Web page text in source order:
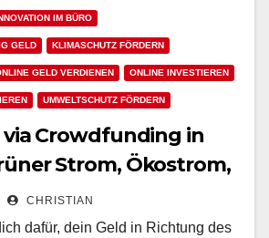
IM BÜRO
GELD KLIMASCHUTZ FÖRDERN
GELD VERDIENEN ONLINE INVESTIEREN
UMWELTSCHUTZ FÖRDERN
Crowdfunding in
Strom, Ökostrom,
und Solar-
CHRISTIAN
dafür, dein Geld in Richtung des